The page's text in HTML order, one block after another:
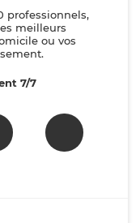
professionnels,
meilleurs
ou vos
7/7